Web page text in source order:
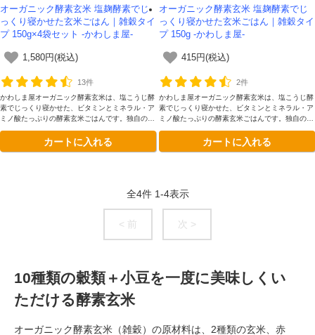
オーガニック酵素玄米 塩麹酵素でじ
っくり寝かせた玄米ごはん｜雑穀タイ
プ 150g×4袋セット -かわしま屋-
1,580円(税込)
13件
かわしま屋オーガニック酵素玄米は、塩こうじ酵
素でじっくり寝かせた、ビタミンとミネラル・ア
ミノ酸たっぷりの酵素玄米ごはんです。独自の二
カートに入れる
オーガニック酵素玄米 塩麹酵素でじ
っくり寝かせた玄米ごはん｜雑穀タイ
プ 150g -かわしま屋-
415円(税込)
2件
かわしま屋オーガニック酵素玄米は、塩こうじ酵
素でじっくり寝かせた、ビタミンとミネラル・ア
ミノ酸たっぷりの酵素玄米ごはんです。独自の二
カートに入れる
全4件 1-4表示
< 前 次 >
10種類の穀類＋小豆を一度に美味しくい
ただける酵素玄米
オーガニック酵素玄米（雑穀）の原材料は、2種類の玄米、赤